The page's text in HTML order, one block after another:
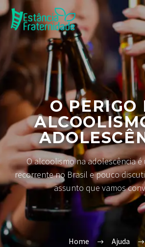
O PERIGO
O alcoolismo na adolescência
recorrente no Brasil e pouco
assunto que vamos
Home
Ajuda